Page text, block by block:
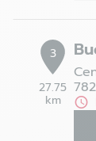
3
27.75
km